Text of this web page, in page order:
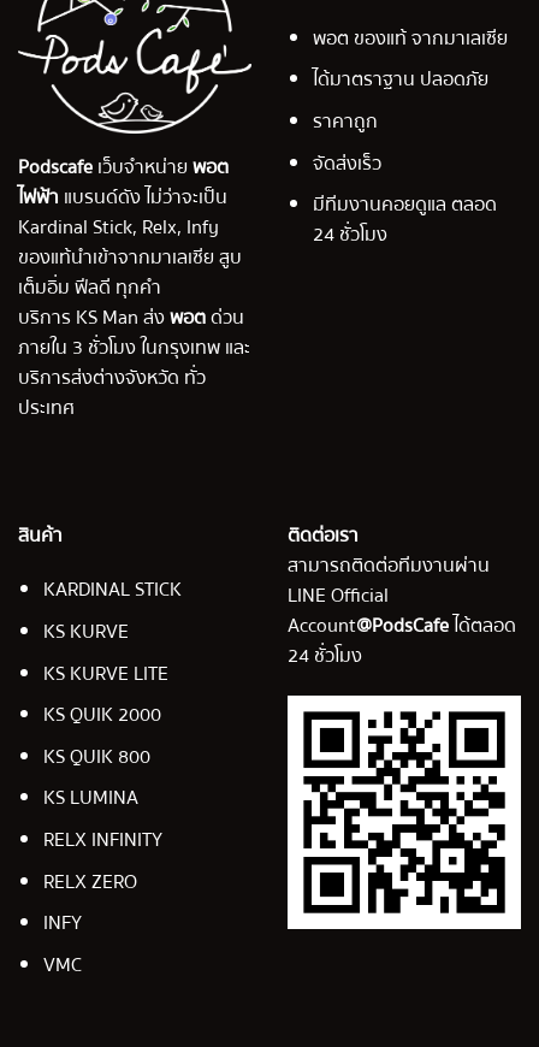
Podscafeเว็บจำหน่ายพอต
ไฟฟ้า แบรนด์ดัง ไม่ว่าจะเป็น
Kardinal Stick, Relx, Infy
ของแท้นำเข้าจากมาเลเซีย สูบ
เต็มอิ่ม ฟีลดี ทุกคำ
บริการ KS Man ส่งพอตด่วน
ภายใน 3 ชั่วโมง ในกรุงเทพ และ
บริการส่งต่างจังหวัด ทั่ว
ประเทศ
พอต ของแท้ จากมาเลเซีย
ได้มาตราฐาน ปลอดภัย
ราคาถูก
จัดส่งเร็ว
มีทีมงานคอยดูแล ตลอด
24 ชั่วโมง
สินค้า
KARDINAL STICK
KS KURVE
KS KURVE LITE
KS QUIK 2000
KS QUIK 800
KS LUMINA
RELX INFINITY
RELX ZERO
INFY
VMC
ติดต่อเรา
สามารถติดต่อทีมงานผ่าน
LINE Official
Account@PodsCafeได้ตลอด
24 ชั่วโมง